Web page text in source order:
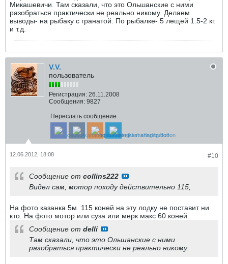
Микашевичи. Там сказали, что это Ольшанские с ними
разобраться практически не реально никому. Делаем
выводы- на рыбаку с гранатой. По рыбалке- 5 лещей 1.5-2 кг.
и т.д.
V.V.
пользователь
Регистрация: 26.11.2008
Сообщения: 9827
Переслать сообщение:
#10
12.06.2012, 18:08
Сообщение от collins222
Видел сам, мотор походу действительно 115,
На фото казанка 5м. 115 коней на эту лодку не поставит ни
кто. На фото мотор или суза или мерк макс 60 коней.
Сообщение от delli
Там сказали, что это Ольшанские с ними
разобраться практически не реально никому.